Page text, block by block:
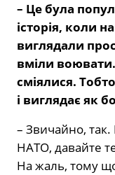
– Це була
історія, коли
виглядали
вміли
сміялися.
і виглядає як
– Звичайно, так.
НАТО, давайте
На жаль, тому